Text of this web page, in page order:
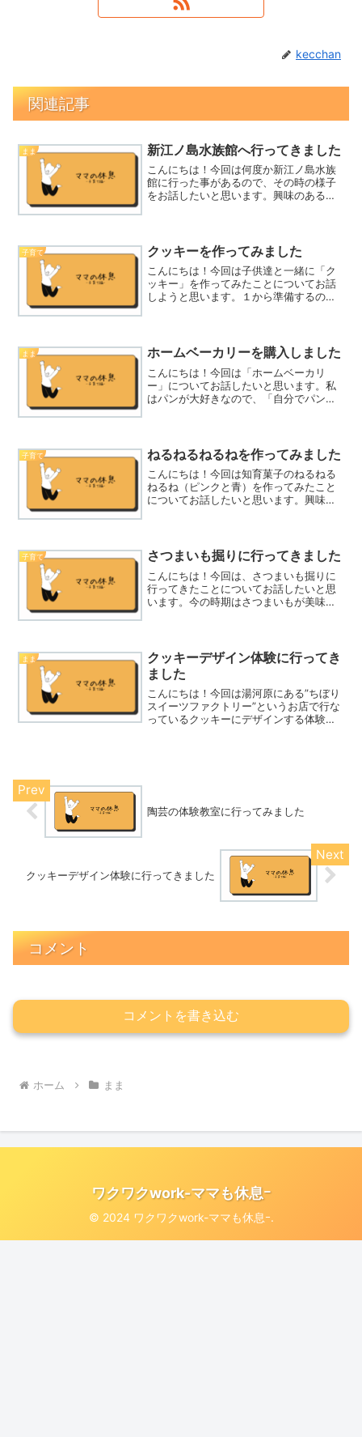
kecchan
関連記事
まま 新江ノ島水族館へ行ってきました
こんにちは！今回は何度か新江ノ島水族
館に行った事があるので、その時の様子
をお話したいと思います。興味のある方
家から近く、水族館の規模...
子育て クッキーを作ってみました
こんにちは！今回は子供達と一緒に「ク
ッキー」を作ってみたことについてお話
しようと思います。１から準備するのは
くて子供と一緒にラクに楽し...
まま ホームベーカリーを購入しました
こんにちは！今回は「ホームベーカリ
ー」についてお話したいと思います。私
はパンが大好きなので、「自分でパンが
ー」のことについて知りました...
子育て ねるねるねるねを作ってみました
こんにちは！今回は知育菓子のねるねる
ねるね（ピンクと青）を作ってみたこと
についてお話したいと思います。興味の
たかというと・・・①子供が...
子育て さつまいも掘りに行ってきました
こんにちは！今回は、さつまいも掘りに
行ってきたことについてお話したいと思
います。今の時期はさつまいもが美味し
ぜさつまいもほりに行こう...
まま
クッキーデザイン体験に行ってき
ました
こんにちは！今回は湯河原にある”ちぼり
スイーツファクトリー”というお店で行な
っているクッキーにデザインする体験を
陶芸の体験教室に行ってみました
クッキーデザイン体験に行ってきました
コメント
コメントを書き込む
ホーム まま
ワクワクwork-ママも休息ｰ
© 2024 ワクワクwork-ママも休息ｰ.